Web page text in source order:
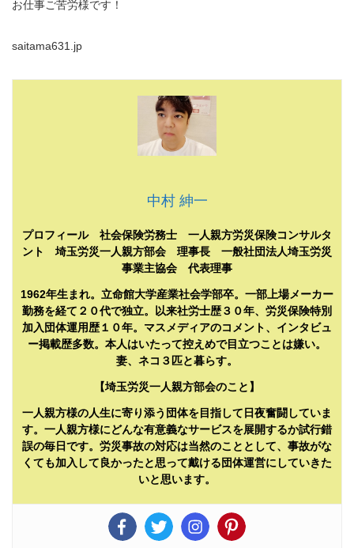
お仕事ご苦労様です！
saitama631.jp
中村 紳一
プロフィール 社会保険労務士 一人親方労災保険コンサルタ
ント 埼玉労災一人親方部会 理事長 一般社団法人埼玉労災
事業主協会 代表理事
1962年生まれ。立命館大学産業社会学部卒。一部上場メーカー
勤務を経て２０代で独立。以来社労士歴３０年、労災保険特別
加入団体運用歴１０年。マスメディアのコメント、インタビュ
ー掲載歴多数。本人はいたって控えめで目立つことは嫌い。
妻、ネコ３匹と暮らす。
【埼玉労災一人親方部会のこと】
一人親方様の人生に寄り添う団体を目指して日夜奮闘していま
す。一人親方様にどんな有意義なサービスを展開するか試行錯
誤の毎日です。労災事故の対応は当然のこととして、事故がな
くても加入して良かったと思って戴ける団体運営にしていきた
いと思います。